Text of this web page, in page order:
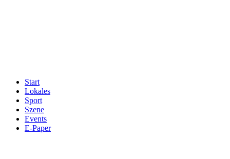
Start
Lokales
Sport
Szene
Events
E-Paper